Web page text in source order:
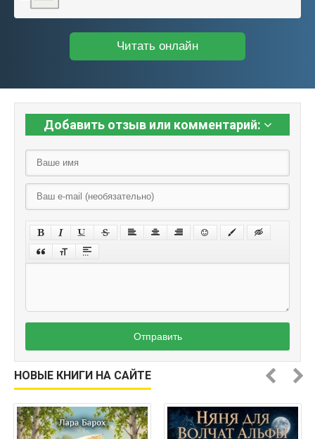
Читать онлайн
Добавить отзыв или комментарий:
Отправить
НОВЫЕ КНИГИ НА САЙТЕ